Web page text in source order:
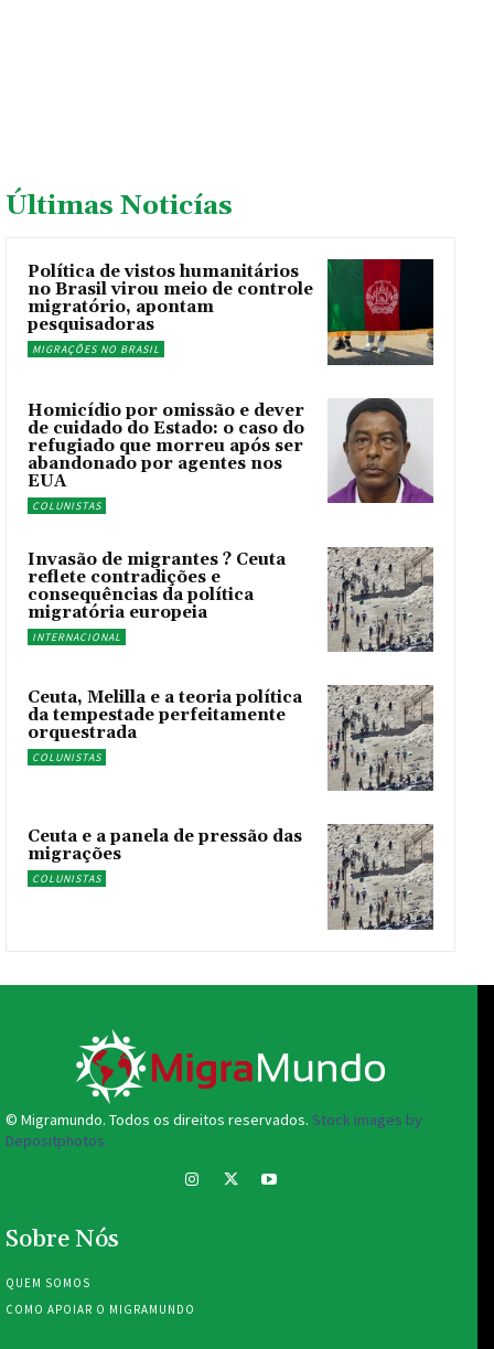
Últimas Noticías
Política de vistos humanitários
no Brasil virou meio de controle
migratório, apontam
pesquisadoras
MIGRAÇÕES NO BRASIL
Homicídio por omissão e dever
de cuidado do Estado: o caso do
refugiado que morreu após ser
abandonado por agentes nos
EUA
COLUNISTAS
Invasão de migrantes ? Ceuta
reflete contradições e
consequências da política
migratória europeia
INTERNACIONAL
Ceuta, Melilla e a teoria política
da tempestade perfeitamente
orquestrada
COLUNISTAS
Ceuta e a panela de pressão das
migrações
COLUNISTAS
© Migramundo. Todos os direitos reservados. Stock images by
Depositphotos.
Sobre Nós
QUEM SOMOS
COMO APOIAR O MIGRAMUNDO